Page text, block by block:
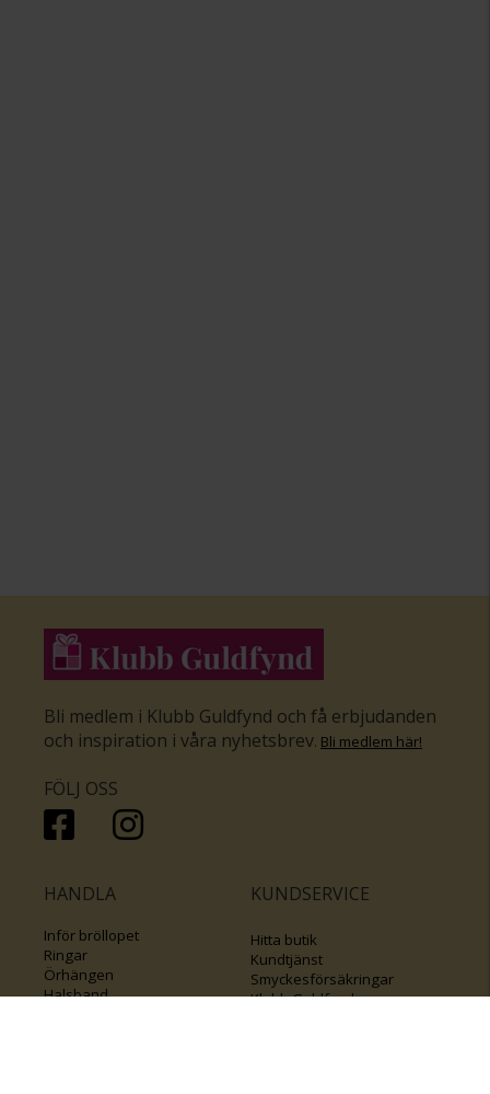
Bli medlem i Klubb Guldfynd och få erbjudanden
och inspiration i våra nyhetsbrev. Bli medlem här!
FÖLJ OSS
HANDLA
Inför bröllopet
Ringar
Örhängen
Halsband
KUNDSERVICE
Hitta butik
Kundtjänst
Smyckesförsäkringar
Klubb Guldfynd